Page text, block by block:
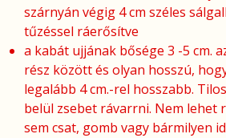
szárnyán végig 4 cm széles
tűzéssel ráerősítve
a kabát ujjának bősége 3 -5 cm.
rész között és olyan hosszú,
legalább 4 cm.-rel hosszabb.
belül zsebet rávarrni. Nem lehet
sem csat, gomb vagy bármilyen